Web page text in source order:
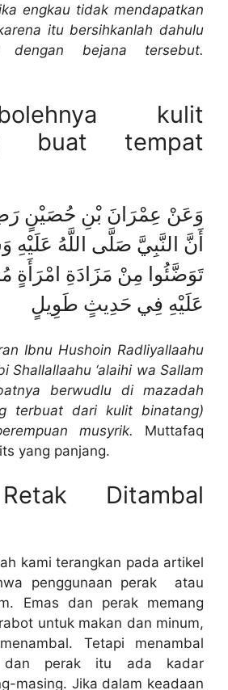
engkau tidak mendapatkan
itu bersihkanlah dahulu
dengan bejana tersebut.
kulit
buat tempat
وَعَنْ عِمْرَانَ بْنِ حُصَيْنٍ
أَنَّ النَّبِيَّ صَلَّى اللَّهُ عَلَيْهِ
تَوَضَّئُوا مِنْ مَزَادَةِ
عَلَيْهِ فِي حَدِيثٍ طَوِيلٍ
Ibnu Hushoin Radliyallaahu
Shallallaahu ‘alaihi wa Sallam
berwudlu di mazadah
terbuat dari kulit binatang)
musyrik. Muttafaq
yang panjang.
Ditambal
kami terangkan pada artikel
penggunaan perak atau
Emas dan perak memang
untuk makan dan minum,
Tetapi menambal
dan perak itu ada kadar
masing. Jika dalam keadaan